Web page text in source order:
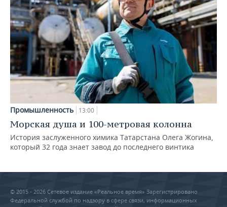
Промышленность 13:00
Морская душа и 100-метровая колонна
История заслуженного химика Татарстана Олега Жогина,
который 32 года знает завод до последнего винтика
© 2015 - 2026 Сетевое издание «Реальное время» Зарегистрировано
Федеральной службой по надзору в сфере связи, информационных